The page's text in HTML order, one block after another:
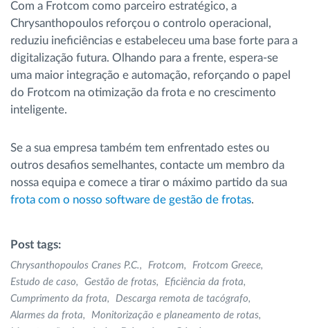
Com a Frotcom como parceiro estratégico, a
Chrysanthopoulos reforçou o controlo operacional,
reduziu ineficiências e estabeleceu uma base forte para a
digitalização futura. Olhando para a frente, espera-se
uma maior integração e automação, reforçando o papel
do Frotcom na otimização da frota e no crescimento
inteligente.
Se a sua empresa também tem enfrentado estes ou
outros desafios semelhantes, contacte um membro da
nossa equipa e comece a tirar o máximo partido da sua
frota com o nosso software de gestão de frotas.
Post tags:
Chrysanthopoulos Cranes P.C. Frotcom
Frotcom Greece
Estudo de caso
Gestão de frotas
Eficiência da frota
Cumprimento da frota
Descarga remota de tacógrafo
Alarmes da frota
Monitorização e planeamento de rotas